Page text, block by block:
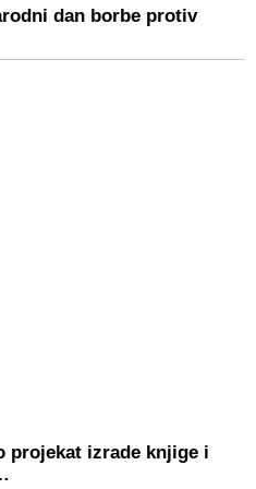
dan borbe protiv
projekat izrade knjige i